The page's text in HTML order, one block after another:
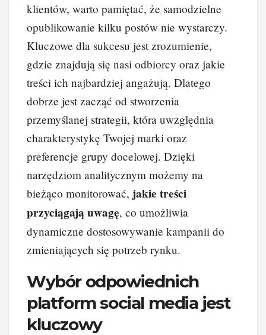
klientów, warto pamiętać, że samodzielne
opublikowanie kilku postów nie wystarczy.
Kluczowe dla sukcesu jest zrozumienie,
gdzie znajdują się nasi odbiorcy oraz jakie
treści ich najbardziej angażują. Dlatego
dobrze jest zacząć od stworzenia
przemyślanej strategii, która uwzględnia
charakterystykę Twojej marki oraz
preferencje grupy docelowej. Dzięki
narzędziom analitycznym możemy na
bieżąco monitorować, jakie treści
przyciągają uwagę, co umożliwia
dynamiczne dostosowywanie kampanii do
zmieniających się potrzeb rynku.
Wybór odpowiednich
platform social media jest
kluczowy